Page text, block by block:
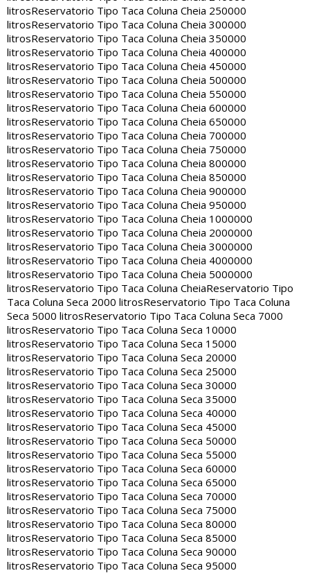
litrosReservatorio Tipo Taca Coluna Cheia 250000
litrosReservatorio Tipo Taca Coluna Cheia 300000
litrosReservatorio Tipo Taca Coluna Cheia 350000
litrosReservatorio Tipo Taca Coluna Cheia 400000
litrosReservatorio Tipo Taca Coluna Cheia 450000
litrosReservatorio Tipo Taca Coluna Cheia 500000
litrosReservatorio Tipo Taca Coluna Cheia 550000
litrosReservatorio Tipo Taca Coluna Cheia 600000
litrosReservatorio Tipo Taca Coluna Cheia 650000
litrosReservatorio Tipo Taca Coluna Cheia 700000
litrosReservatorio Tipo Taca Coluna Cheia 750000
litrosReservatorio Tipo Taca Coluna Cheia 800000
litrosReservatorio Tipo Taca Coluna Cheia 850000
litrosReservatorio Tipo Taca Coluna Cheia 900000
litrosReservatorio Tipo Taca Coluna Cheia 950000
litrosReservatorio Tipo Taca Coluna Cheia 1000000
litrosReservatorio Tipo Taca Coluna Cheia 2000000
litrosReservatorio Tipo Taca Coluna Cheia 3000000
litrosReservatorio Tipo Taca Coluna Cheia 4000000
litrosReservatorio Tipo Taca Coluna Cheia 5000000
litrosReservatorio Tipo Taca Coluna CheiaReservatorio Tipo
Taca Coluna Seca 2000 litrosReservatorio Tipo Taca Coluna
Seca 5000 litrosReservatorio Tipo Taca Coluna Seca 7000
litrosReservatorio Tipo Taca Coluna Seca 10000
litrosReservatorio Tipo Taca Coluna Seca 15000
litrosReservatorio Tipo Taca Coluna Seca 20000
litrosReservatorio Tipo Taca Coluna Seca 25000
litrosReservatorio Tipo Taca Coluna Seca 30000
litrosReservatorio Tipo Taca Coluna Seca 35000
litrosReservatorio Tipo Taca Coluna Seca 40000
litrosReservatorio Tipo Taca Coluna Seca 45000
litrosReservatorio Tipo Taca Coluna Seca 50000
litrosReservatorio Tipo Taca Coluna Seca 55000
litrosReservatorio Tipo Taca Coluna Seca 60000
litrosReservatorio Tipo Taca Coluna Seca 65000
litrosReservatorio Tipo Taca Coluna Seca 70000
litrosReservatorio Tipo Taca Coluna Seca 75000
litrosReservatorio Tipo Taca Coluna Seca 80000
litrosReservatorio Tipo Taca Coluna Seca 85000
litrosReservatorio Tipo Taca Coluna Seca 90000
litrosReservatorio Tipo Taca Coluna Seca 95000